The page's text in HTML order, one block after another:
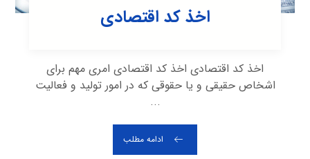
اخذ کد اقتصادی
اخذ کد اقتصادی اخذ کد اقتصادی امری مهم برای
اشخاص حقیقی و یا حقوقی که در امور تولید و فعالیت
...
ادامه مطلب